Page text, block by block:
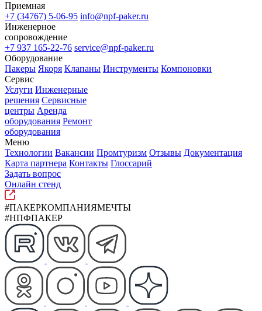
Приемная
+7 (34767) 5-06-95 info@npf-paker.ru
Инженерное
сопровождение
+7 937 165-22-76 service@npf-paker.ru
Оборудование
Пакеры Якоря Клапаны Инструменты Компоновки
Сервис
Услуги Инженерные
решения Сервисные
центры Аренда
оборудования Ремонт
оборудования
Меню
Технологии Вакансии Промтуризм Отзывы Документация
Карта партнера Контакты Глоссарий
Задать вопрос
Онлайн стенд
#ПАКЕРКОМПАНИЯМЕЧТЫ
#НПФПАКЕР